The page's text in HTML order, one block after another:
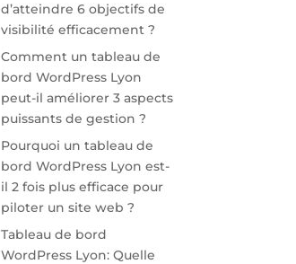
d’atteindre 6 objectifs de
visibilité efficacement ?
Comment un tableau de
bord WordPress Lyon
peut-il améliorer 3 aspects
puissants de gestion ?
Pourquoi un tableau de
bord WordPress Lyon est-
il 2 fois plus efficace pour
piloter un site web ?
Tableau de bord
WordPress Lyon: Quelle